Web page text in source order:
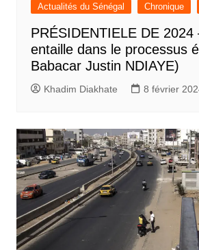
Actualités du Sénégal Chronique
PRÉSIDENTIELE DE 2024
entaille dans le processus
Babacar Justin NDIAYE)
Khadim Diakhate 8 février